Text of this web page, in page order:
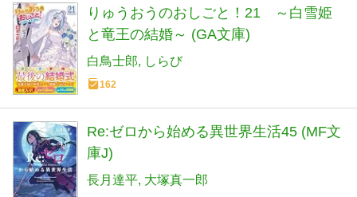
りゅうおうのおしごと！21 ～白雪姫
と竜王の結婚～ (GA文庫)
白鳥士郎 しらび
162
Re:ゼロから始める異世界生活45 (MF文
庫J)
長月達平 大塚真一郎